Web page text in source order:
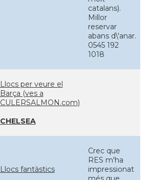
catalans).
Millor
reservar
abans d\'anar.
0545 192
1018
Llocs per veure el
Barça (ves a
CULERSALMON.com)
CHELSEA
Llocs fantàstics
Crec que
RES m'ha
impressionat